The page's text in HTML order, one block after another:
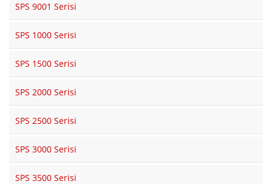
SPS 9001 Serisi
SPS 1000 Serisi
SPS 1500 Serisi
SPS 2000 Serisi
SPS 2500 Serisi
SPS 3000 Serisi
SPS 3500 Serisi